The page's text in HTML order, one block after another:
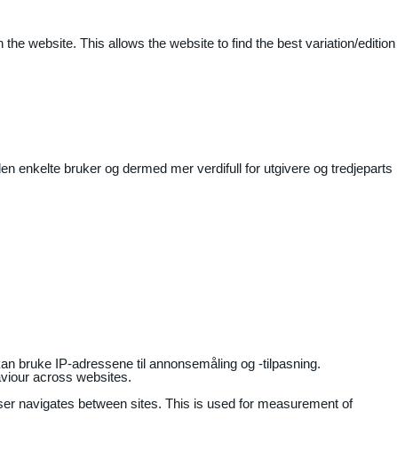
website. This allows the website to find the best variation/edition
enkelte bruker og dermed mer verdifull for utgivere og tredjeparts
bruke IP-adressene til annonsemåling og -tilpasning.
across websites.
navigates between sites. This is used for measurement of